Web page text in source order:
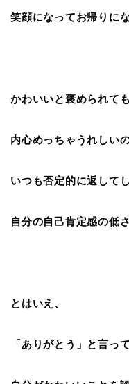
笑顔になってお帰りに
かわいいと褒められても
内心めっちゃうれしい
いつも否定的に返して
自分の自己肯定感の低
とはいえ、
「ありがとう」と言っ